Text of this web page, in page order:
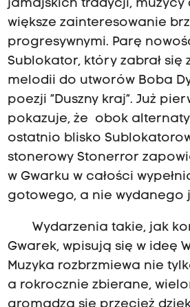
jamajskich tradycji,
większe zainteresowanie
progresywnymi. Parę
Sublokator, który zabrał się
melodii do utworów Boba
poezji “Duszny kraj”. Już
pokazuje, że obok
ostatnio blisko
stonerowy Stonerror
w Gwarku w całości
gotowego, a nie wydanego
Wydarzenia takie, jak
Gwarek, wpisują się w ideę
Muzyka rozbrzmiewa nie
a rokrocznie zbierane,